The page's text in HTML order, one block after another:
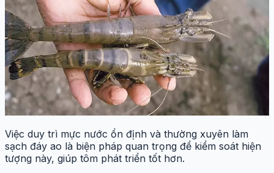
Việc duy trì mực nước ổn định và thường xuyên làm
sạch đáy ao là biện pháp quan trọng để kiểm soát hiện
tượng này, giúp tôm phát triển tốt hơn.